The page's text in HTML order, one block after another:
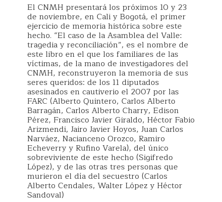
El CNMH presentará los próximos 10 y 23
de noviembre, en Cali y Bogotá, el primer
ejercicio de memoria histórica sobre este
hecho. “El caso de la Asamblea del Valle:
tragedia y reconciliación”, es el nombre de
este libro en el que los familiares de las
víctimas, de la mano de investigadores del
CNMH, reconstruyeron la memoria de sus
seres queridos: de los 11 diputados
asesinados en cautiverio el 2007 por las
FARC (Alberto Quintero, Carlos Alberto
Barragán, Carlos Alberto Charry, Edison
Pérez, Francisco Javier Giraldo, Héctor Fabio
Arizmendi, Jairo Javier Hoyos, Juan Carlos
Narváez, Nacianceno Orozco, Ramiro
Echeverry y Rufino Varela), del único
sobreviviente de este hecho (Sigifredo
López), y de las otras tres personas que
murieron el día del secuestro (Carlos
Alberto Cendales, Walter López y Héctor
Sandoval)